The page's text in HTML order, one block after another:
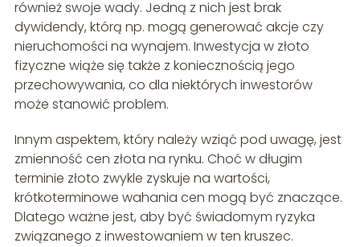
również swoje wady. Jedną z nich jest brak
dywidendy, którą np. mogą generować akcje czy
nieruchomości na wynajem. Inwestycja w złoto
fizyczne wiąże się także z koniecznością jego
przechowywania, co dla niektórych inwestorów
może stanowić problem.
Innym aspektem, który należy wziąć pod uwagę, jest
zmienność cen złota na rynku. Choć w długim
terminie złoto zwykle zyskuje na wartości,
krótkoterminowe wahania cen mogą być znaczące.
Dlatego ważne jest, aby być świadomym ryzyka
związanego z inwestowaniem w ten kruszec.